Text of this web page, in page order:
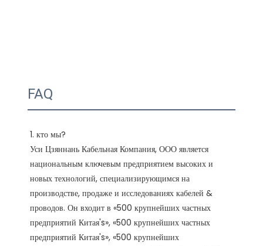
FAQ
1. кто мы?
Уси Цзяннань Кабельная Компания, ООО является
национальным ключевым предприятием высоких и
новых технологий, специализирующимся на
производстве, продаже и исследованиях кабелей &
проводов. Он входит в «500 крупнейших частных
предприятий Китая's», «500 крупнейших частных
предприятий Китая's», «500 крупнейших